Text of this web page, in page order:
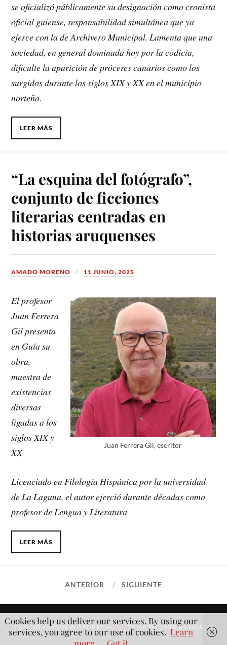
se oficializó públicamente su designación como cronista
oficial guiense, responsabilidad simultánea que ya
ejerce con la de Archivero Municipal. Lamenta que una
sociedad, en general dominada hoy por la codicia,
dificulte la aparición de próceres canarios como los
surgidos durante los siglos XIX y XX en el municipio
norteño.
LEER MÁS
“La esquina del fotógrafo”,
conjunto de ficciones
literarias centradas en
historias aruquenses
AMADO MORENO 11 JUNIO, 2025
Juan Ferrera Gil, escritor
El profesor
Juan Ferrera
Gil presenta
en Guía su
obra,
muestra de
existencias
diversas
ligadas a los
siglos XIX y
XX
Licenciado en Filología Hispánica por la universidad
de La Laguna, el autor ejerció durante décadas como
profesor de Lengua y Literatura
LEER MÁS
ANTERIOR SIGUIENTE
FUNCIONA CONWORDPRESS & TEMA DE ANDERS NORÉN
Cookies help us deliver our services. By using our
services, you agree to our use of cookies. Learn